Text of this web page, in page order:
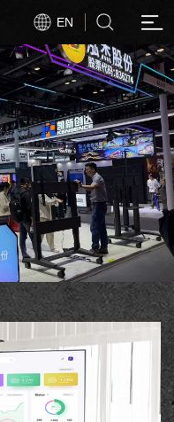
EN